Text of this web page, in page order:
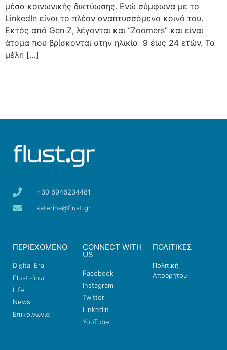
μέσα κοινωνικής δικτύωσης. Ενώ σύμφωνα με το
LinkedIn είναι το πλέον αναπτυσσόμενο κοινό του.
Εκτός από Gen Z, λέγονται και “Zoomers” και είναι
άτομα που βρίσκονται στην ηλικία 9 έως 24 ετών. Τα
μέλη […]
+30 6946234481
katerina@flust.gr
ΠΕΡΙΕΧΟΜΕΝΟ
Digital Era
Flust-άρω
Life
News
Επικοινωνία
CONNECT WITH
US
Facebook
Instagram
Twitter
LinkedIn
YouTube
ΠΟΛΙΤΙΚΕΣ
Πολιτική
Απορρήτου